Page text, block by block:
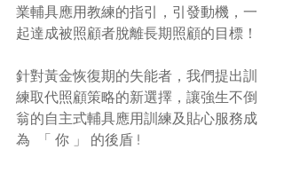
業輔具應用教練的指引，引發動機，一
起達成被照顧者脫離長期照顧的目標！
針對黃金恢復期的失能者，我們提出訓
練取代照顧策略的新選擇，讓強生不倒
翁的自主式輔具應用訓練及貼心服務成
為  「 你 」 的後盾 !